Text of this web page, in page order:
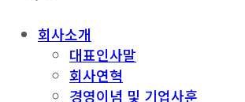
회사소개
대표인사말
회사연혁
경영이념 및 기업사훈